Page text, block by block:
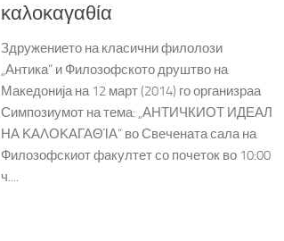
καλοκαγαθία
Здружението на класични филолози
„Антика“ и Филозофското друштво на
Македонија на 12 март (2014) го организраа
Симпозиумот на тема: „АНТИЧКИОТ ИДЕАЛ
НА ΚΑΛΟΚΑΓΑΘΊΑ“ во Свечената сала на
Филозофскиот факултет со почеток во 10:00
ч....